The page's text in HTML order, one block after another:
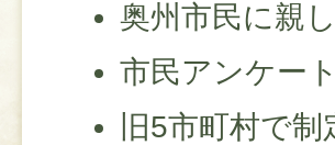
奥州市民に親
市民アンケー
旧5市町村で